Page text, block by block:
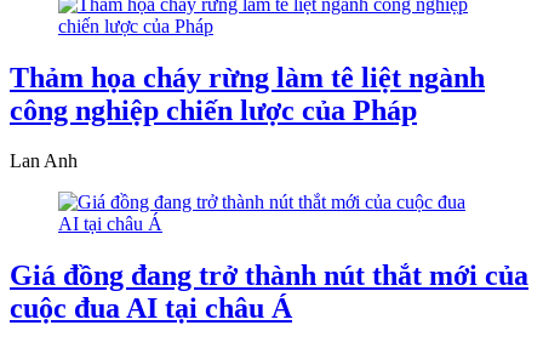
Thảm họa cháy rừng làm tê liệt ngành
công nghiệp chiến lược của Pháp
Lan Anh
Giá đồng đang trở thành nút thắt mới của
cuộc đua AI tại châu Á